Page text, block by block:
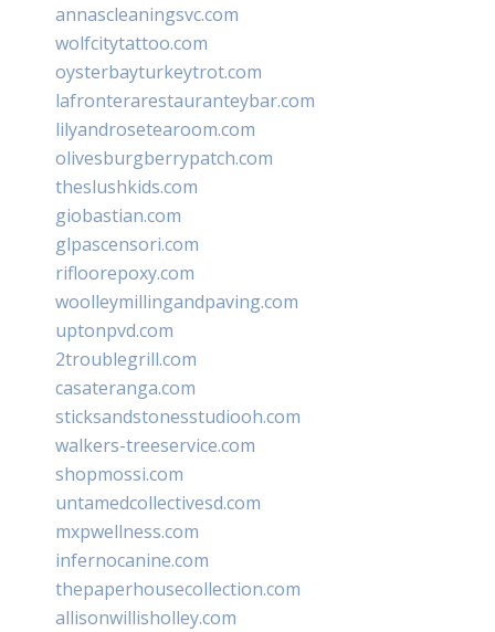
annascleaningsvc.com
wolfcitytattoo.com
oysterbayturkeytrot.com
lafronterarestauranteybar.com
lilyandrosetearoom.com
olivesburgberrypatch.com
theslushkids.com
giobastian.com
glpascensori.com
rifloorepoxy.com
woolleymillingandpaving.com
uptonpvd.com
2troublegrill.com
casateranga.com
sticksandstonesstudiooh.com
walkers-treeservice.com
shopmossi.com
untamedcollectivesd.com
mxpwellness.com
infernocanine.com
thepaperhousecollection.com
allisonwillisholley.com